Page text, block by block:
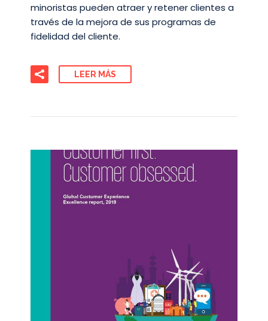
minoristas pueden atraer y retener clientes a
través de la mejora de sus programas de
fidelidad del cliente.
LEER MÁS